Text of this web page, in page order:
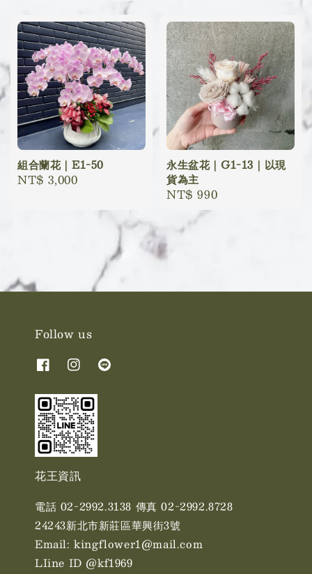
組合蘭花｜E1-50
Regular
NT$ 3,000
永生盆花｜G1-13｜以現
貨為主
Regular
NT$ 990
Follow us
花王資訊
電話 02-2992.3138 傳真 02-2992.8728
24243新北市新莊區華興街3號
Email: kingflower1@mail.com
LIine ID @kf1969